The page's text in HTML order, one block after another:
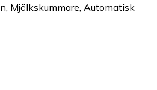
Mjölkskummare, Automatisk